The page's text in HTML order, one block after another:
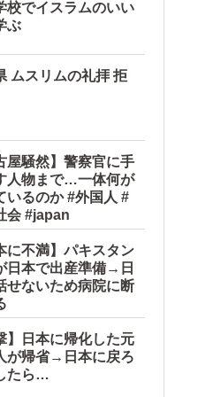
なってる」
校でイスラムのいい
ぶ
ムスリムの礼拝 拒
屋騒然】警察官に手
人物まで…一体何が
いるのか #外国人 #
会 #japan
に不満】パキスタン
日本で出産準備→日
せないため病院に断
】日本に帰化した元
が帰省→日本に戻ろ
たら…